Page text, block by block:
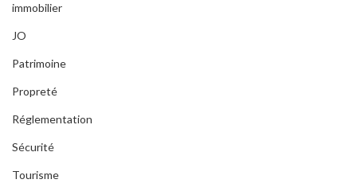
immobilier
JO
Patrimoine
Propreté
Réglementation
Sécurité
Tourisme